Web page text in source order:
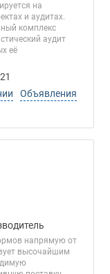
на
и аудитах.
комплекс
аудит
её
Объявления
напрямую от
высочайшим